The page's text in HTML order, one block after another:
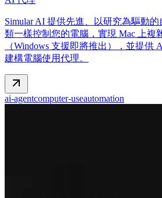
Simular AI 提供先進、以研究為驅動
類一樣控制您的電腦，實現 Mac 上複
（Windows 支援即將推出），並提供
建構電腦使用代理。
ai-agentcomputer-useautomation